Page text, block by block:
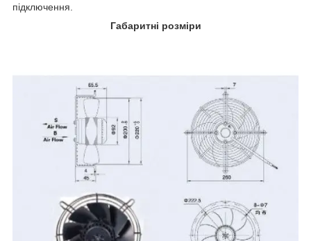
підключення.
Габаритні розміри